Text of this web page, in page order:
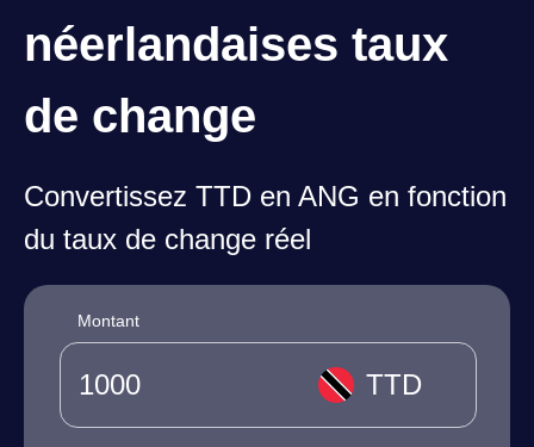
néerlandaises taux
de change
Convertissez TTD en ANG en fonction
du taux de change réel
Montant
TTD